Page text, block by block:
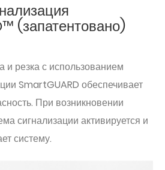
(запатентовано)
и резка с использованием
SmartGUARD обеспечивает
При возникновении
сигнализации активируется и
систему.